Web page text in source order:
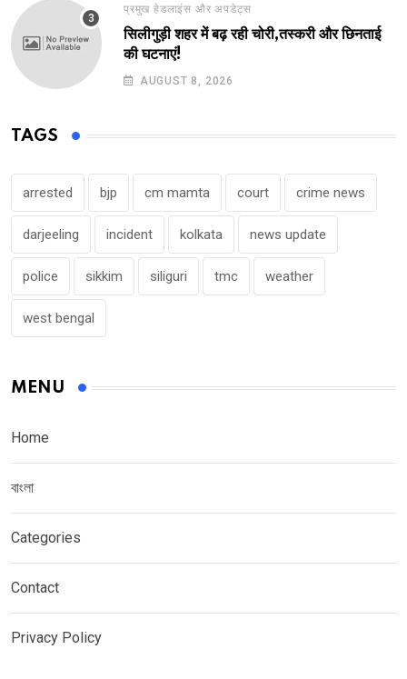
प्रमुख हेडलाइंस और अपडेट्स
सिलीगुड़ी शहर में बढ़ रही चोरी,तस्करी और छिनताई
की घटनाएं!
AUGUST 8, 2026
TAGS
arrested bjp cm mamta court crime news
darjeeling incident kolkata news update
police sikkim siliguri tmc weather
west bengal
MENU
Home
বাংলা
Categories
Contact
Privacy Policy